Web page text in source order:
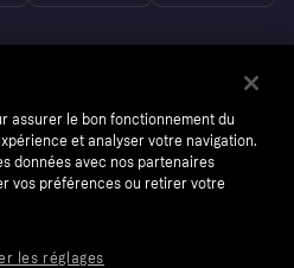
assurer le bon fonctionnement du
et analyser votre navigation.
données avec nos partenaires
vos préférences ou retirer votre
les réglages